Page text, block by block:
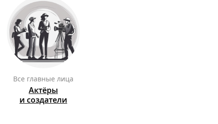
Все главные лица
Актёры
и создатели